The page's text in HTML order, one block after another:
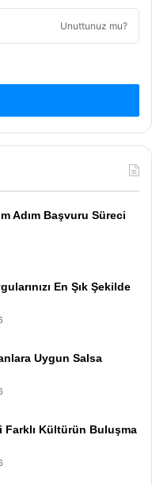
Unuttunuz mu?
Adım Başvuru Süreci
En Şık Şekilde
Uygun Salsa
Farklı Kültürün Buluşma